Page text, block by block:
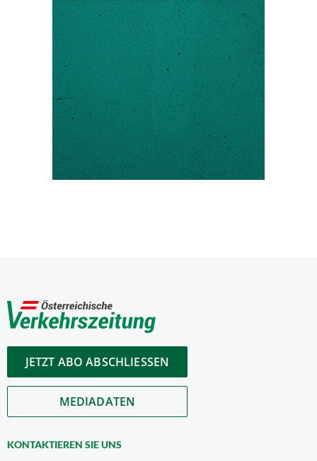
JETZT ABO ABSCHLIESSEN
MEDIADATEN
KONTAKTIEREN SIE UNS